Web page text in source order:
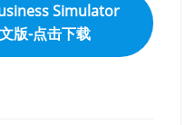
Simulator
版-点击下载